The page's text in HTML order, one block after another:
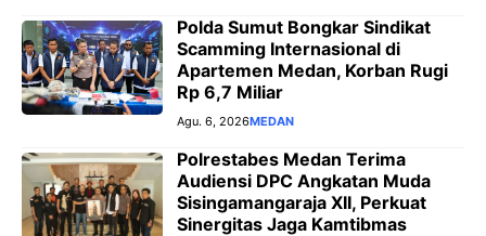
Polda Sumut Bongkar Sindikat
Scamming Internasional di
Apartemen Medan, Korban Rugi
Rp 6,7 Miliar
Agu. 6, 2026MEDAN
Polrestabes Medan Terima
Audiensi DPC Angkatan Muda
Sisingamangaraja XII, Perkuat
Sinergitas Jaga Kamtibmas